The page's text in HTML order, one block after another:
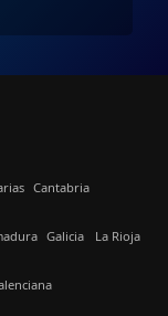
Cantabria
Galicia La Rioja